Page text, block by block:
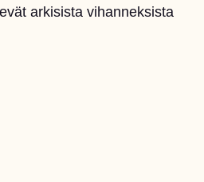
arkisista vihanneksista